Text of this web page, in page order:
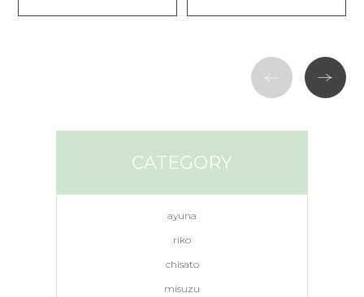
CATEGORY
ayuna
riko
chisato
misuzu